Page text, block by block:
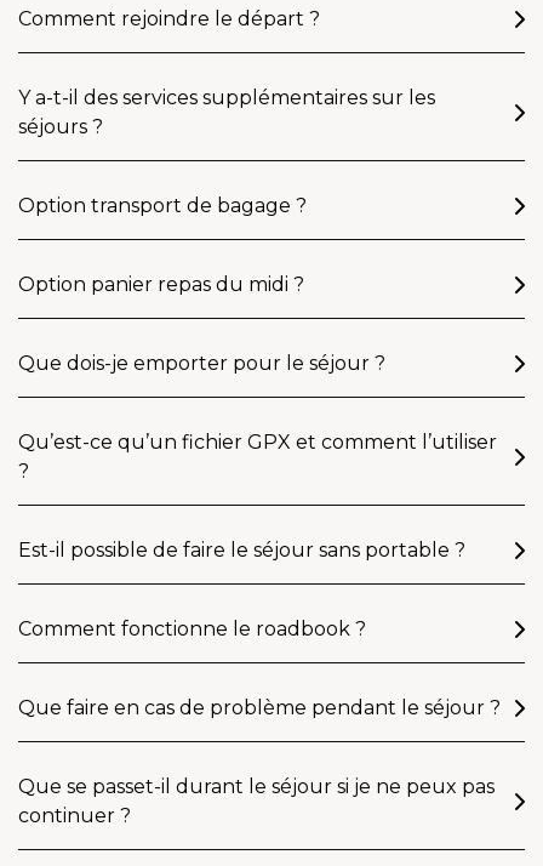
Comment rejoindre le départ ?
Y a-t-il des services supplémentaires sur les
séjours ?
Option transport de bagage ?
Option panier repas du midi ?
Que dois-je emporter pour le séjour ?
Qu’est-ce qu’un fichier GPX et comment l’utiliser
?
Est-il possible de faire le séjour sans portable ?
Comment fonctionne le roadbook ?
Que faire en cas de problème pendant le séjour ?
Que se passet-il durant le séjour si je ne peux pas
continuer ?